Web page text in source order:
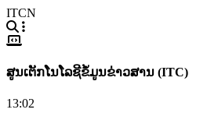
ITCN
ສູນເຕັກໂນໂລຊີຂໍ້ມູນຂ່າວສານ (ITC)
13:02